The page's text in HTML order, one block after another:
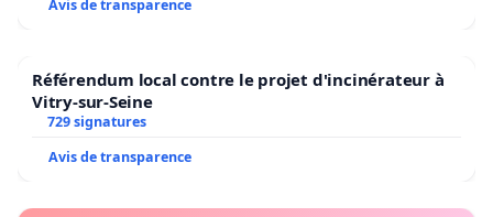
beaucoup d'autres avant il ne servira a rien et votre
desillusion sera la meme que d'habitude ou pire ....
il y a en france 250 000 militaire et policier sans penser
nous imposer cette vie de taxe et d'abus
Avis de transparence
Référendum local contre le projet d'incinérateur à
Vitry-sur-Seine
729 signatures
Avis de transparence